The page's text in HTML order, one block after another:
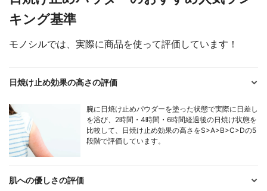
キング基準
モノシルでは、実際に商品を使って評価しています！
日焼け止め効果の高さの評価
腕に日焼け止めパウダーを塗った状態で実際に日差し
を浴び、2時間・4時間・6時間経過後の日焼け状態を
比較して、日焼け止め効果の高さをS>A>B>C>Dの5
段階で評価しています。
肌への優しさの評価